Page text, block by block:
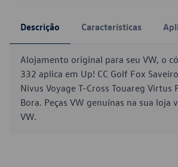
Descrição Características
Alojamento original para seu VW, o
332 aplica em Up! CC Golf Fox
Nivus Voyage T-Cross Touareg Virtus
Bora. Peças VW genuínas na sua loja
VW.